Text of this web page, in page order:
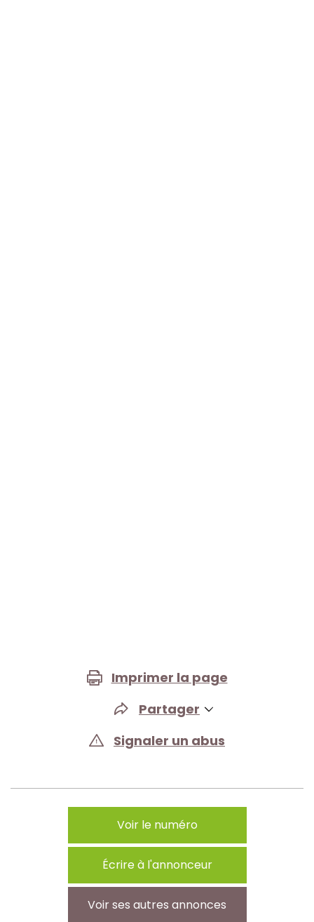
Imprimer la page
Partager
Signaler un abus
Voir le numéro
Écrire à l'annonceur
Voir ses autres annonces